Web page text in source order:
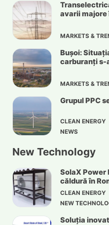
avarii majore
MARKETS &
Bușoi:
carburanți
MARKETS &
Grupul PPC
CLEAN ENERGY
NEWS
New Technology
SolaX Power
căldură în
CLEAN ENERGY
NEW
Soluția